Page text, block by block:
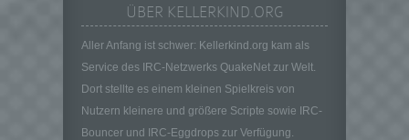
ÜBER KELLERKIND.ORG
Aller Anfang ist schwer: Kellerkind.org kam als
Service des IRC-Netzwerks QuakeNet zur Welt.
Dort stellte es einem kleinen Spielkreis von
Nutzern kleinere und größere Scripte sowie IRC-
Bouncer und IRC-Eggdrops zur Verfügung.
mit datenschutzrechtlichem Charakter ist die:
Dennis Krempel
Mittelweg 21
35647 Waldsolms